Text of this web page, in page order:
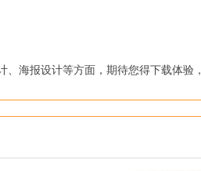
、海报设计等方面，期待您得下载体验，